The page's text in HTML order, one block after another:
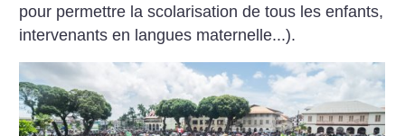
pour permettre la scolarisation de tous les enfants,
intervenants en langues maternelle...).